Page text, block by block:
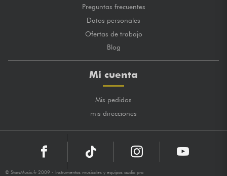
Preguntas frecuentes
Datos personales
Ofertas de trabajo
Blog
Mi cuenta
Mis pedidos
mis direcciones
© StarsMusic.fr 2009 - Instrumentos musicales y equipos audio pro